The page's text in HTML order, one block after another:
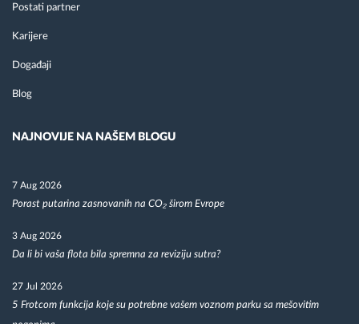
Postati partner
Karijere
Događaji
Blog
NAJNOVIJE NA NAŠEM BLOGU
7 Aug 2026
Porast putarina zasnovanih na CO₂ širom Evrope
3 Aug 2026
Da li bi vaša flota bila spremna za reviziju sutra?
27 Jul 2026
5 Frotcom funkcija koje su potrebne vašem voznom parku sa mešovitim